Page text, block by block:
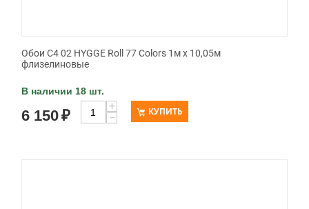
Обои C4 02 HYGGE Roll 77 Colors 1м х 10,05м
флизелиновые
В наличии 18 шт.
6 150₽
+
−
КУПИТЬ